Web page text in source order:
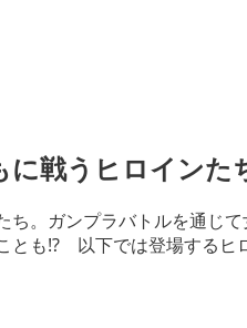
戦うヒロインた
ち。ガンプラバトルを通じ
とも!? 以下では登場するヒ